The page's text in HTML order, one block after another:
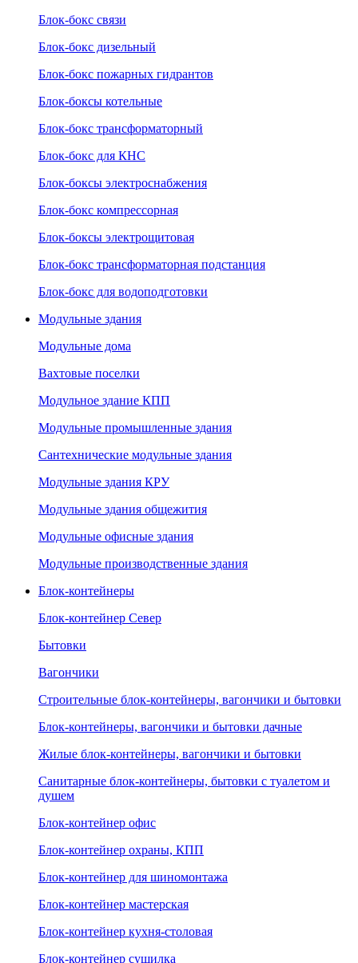
Блок-бокс связи
Блок-бокс дизельный
Блок-бокс пожарных гидрантов
Блок-боксы котельные
Блок-бокс трансформаторный
Блок-бокс для КНС
Блок-боксы электроснабжения
Блок-бокс компрессорная
Блок-боксы электрощитовая
Блок-бокс трансформаторная подстанция
Блок-бокс для водоподготовки
Модульные здания
Модульные дома
Вахтовые поселки
Модульное здание КПП
Модульные промышленные здания
Сантехнические модульные здания
Модульные здания КРУ
Модульные здания общежития
Модульные офисные здания
Модульные производственные здания
Блок-контейнеры
Блок-контейнер Север
Бытовки
Вагончики
Строительные блок-контейнеры, вагончики и бытовки
Блок-контейнеры, вагончики и бытовки дачные
Жилые блок-контейнеры, вагончики и бытовки
Санитарные блок-контейнеры, бытовки с туалетом и
душем
Блок-контейнер офис
Блок-контейнер охраны, КПП
Блок-контейнер для шиномонтажа
Блок-контейнер мастерская
Блок-контейнер кухня-столовая
Блок-контейнер сушилка